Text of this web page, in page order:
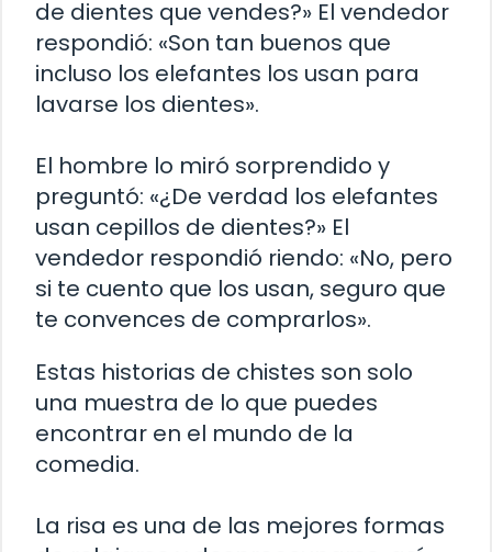
de dientes que vendes?» El vendedor
respondió: «Son tan buenos que
incluso los elefantes los usan para
lavarse los dientes».
El hombre lo miró sorprendido y
preguntó: «¿De verdad los elefantes
usan cepillos de dientes?» El
vendedor respondió riendo: «No, pero
si te cuento que los usan, seguro que
te convences de comprarlos».
Estas historias de chistes son solo
una muestra de lo que puedes
encontrar en el mundo de la
comedia.
La risa es una de las mejores formas